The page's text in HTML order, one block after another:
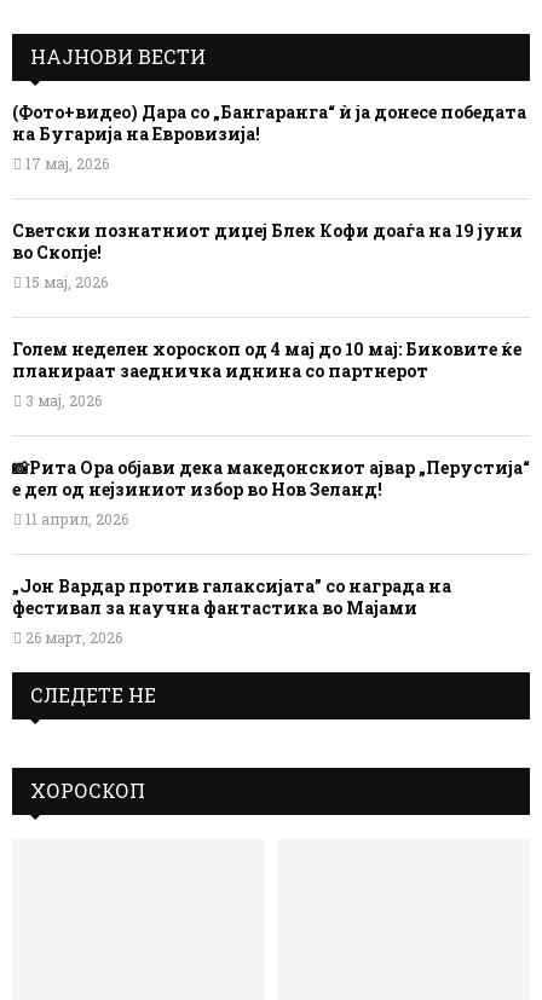
НАЈНОВИ ВЕСТИ
(Фото+видео) Дара со „Бангаранга“ ѝ ја донесе победата
на Бугарија на Евровизија!
17 мај, 2026
Светски познатниот диџеј Блек Кофи доаѓа на 19 јуни
во Скопје!
15 мај, 2026
Голем неделен хороскоп од 4 мај до 10 мај: Биковите ќе
планираат заедничка иднина со партнерот
3 мај, 2026
📸Рита Ора објави дека македонскиот ајвар „Перустија“
е дел од нејзиниот избор во Нов Зеланд!
11 април, 2026
„Јон Вардар против галаксијата” со награда на
фестивал за научна фантастика во Мајами
26 март, 2026
СЛЕДЕТЕ НЕ
ХОРОСКОП